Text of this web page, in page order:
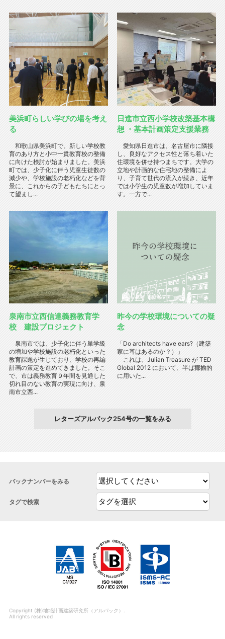
美浜町らしい学びの場を考え
る
和歌山県美浜町で、新しい学校教
育のあり方と小中一貫教育校の整備
に向けた検討が始まりました。美浜
町では、少子化に伴う児童生徒数の
減少や、学校施設の老朽化などを背
景に、これからの子どもたちにとっ
て望まし...
日進市立西小学校改築基本構
想 ・基本計画策定支援業務
愛知県日進市は、名古屋市に隣接
し、良好なアクセス性と落ち着いた
住環境を併せ持つまちです。大学の
立地や計画的な住宅地の整備によ
り、子育て世代の流入が続き、近年
では小学生の児童数が増加していま
す。一方で...
泉南市立西信達義務教育学
校 建設プロジェクト
泉南市では、少子化に伴う単学級
の増加や学校施設の老朽化といった
教育課題が生じており、学校の再編
計画の策定を進めてきました。そこ
で、市は義務教育９年間を見通した
切れ目のない教育の実現に向け、泉
南市立西...
昨今の学校環境についての疑
念
「Do architects have ears?（建築
家に耳はあるのか？）」
これは、Julian Treasure が TED
Global 2012 において、半ば揶揄的
に用いた...
レターズアルパック254号の一覧をみる
バックナンバーをみる
タグで検索
Copyright (株)地域計画建築研究所（アルパック）.
All rights reserved